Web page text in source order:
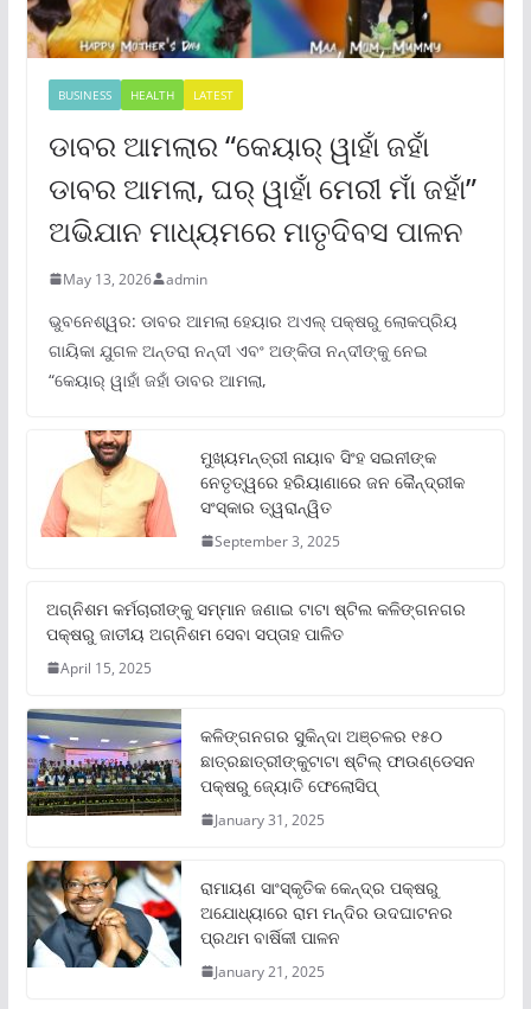
BUSINESS HEALTH LATEST
ଡାବର ଆମଲାର “କେୟାର୍ ୱାହାଁ ଜହାଁ
ଡାବର ଆମଲା, ଘର୍ ୱାହାଁ ମେରୀ ମାଁ ଜହାଁ”
ଅଭିଯାନ ମାଧ୍ୟମରେ ମାତୃଦିବସ ପାଳନ
May 13, 2026 admin
ଭୁବନେଶ୍ୱର: ଡାବର ଆମଲା ହେୟାର ଅଏଲ୍ ପକ୍ଷରୁ ଲୋକପ୍ରିୟ
ଗାୟିକା ଯୁଗଳ ଅନ୍ତରା ନନ୍ଦୀ ଏବଂ ଅଙ୍କିତା ନନ୍ଦୀଙ୍କୁ ନେଇ
“କେୟାର୍ ୱାହାଁ ଜହାଁ ଡାବର ଆମଲା,
ମୁଖ୍ୟମନ୍ତ୍ରୀ ନାୟାବ ସିଂହ ସଇନୀଙ୍କ
ନେତୃତ୍ୱରେ ହରିୟାଣାରେ ଜନ କୈନ୍ଦ୍ରୀକ
ସଂସ୍କାର ତ୍ୱରାନ୍ୱିତ
September 3, 2025
ଅଗ୍ନିଶମ କର୍ମଚାରୀଙ୍କୁ ସମ୍ମାନ ଜଣାଇ ଟାଟା ଷ୍ଟିଲ କଳିଙ୍ଗନଗର
ପକ୍ଷରୁ ଜାତୀୟ ଅଗ୍ନିଶମ ସେବା ସପ୍ତାହ ପାଳିତ
April 15, 2025
କଳିଙ୍ଗନଗର ସୁକିନ୍ଦା ଅଞ୍ଚଳର ୧୫୦
ଛାତ୍ରଛାତ୍ରୀଙ୍କୁଟାଟା ଷ୍ଟିଲ୍ ଫାଉଣ୍ଡେସନ
ପକ୍ଷରୁ ଜ୍ୟୋତି ଫେଲୋସିପ୍‌
January 31, 2025
ରାମାୟଣ ସାଂସ୍କୃତିକ କେନ୍ଦ୍ର ପକ୍ଷରୁ
ଅଯୋଧ୍ୟାରେ ରାମ ମନ୍ଦିର ଉଦଘାଟନର
ପ୍ରଥମ ବାର୍ଷିକୀ ପାଳନ
January 21, 2025